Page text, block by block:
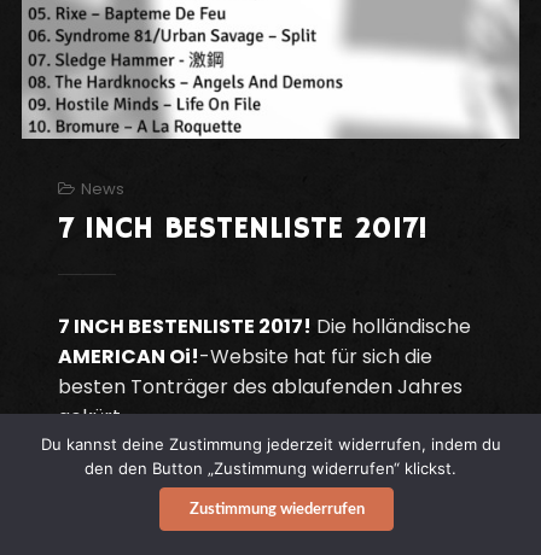
News
7 INCH BESTENLISTE 2017!
7 INCH BESTENLISTE 2017! Die holländische
AMERICAN Oi!-Website hat für sich die
besten Tonträger des ablaufenden Jahres
gekürt.
Continue reading
Du kannst deine Zustimmung jederzeit widerrufen, indem du
den den Button „Zustimmung widerrufen“ klickst.
Zustimmung wiederrufen